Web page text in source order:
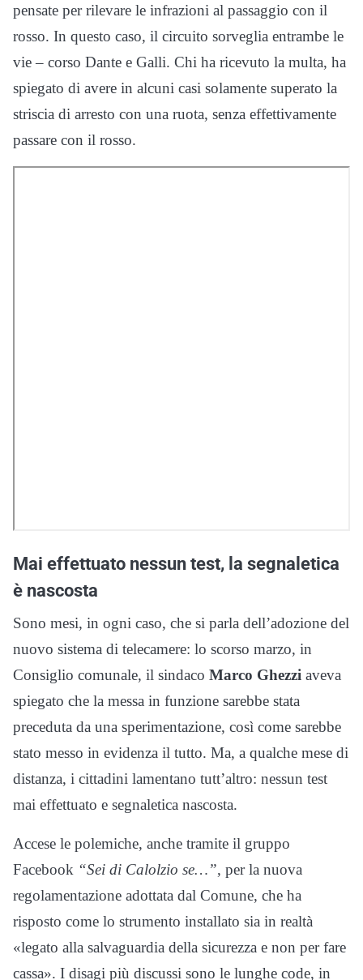
pensate per rilevare le infrazioni al passaggio con il
rosso. In questo caso, il circuito sorveglia entrambe le
vie – corso Dante e Galli. Chi ha ricevuto la multa, ha
spiegato di avere in alcuni casi solamente superato la
striscia di arresto con una ruota, senza effettivamente
passare con il rosso.
Mai effettuato nessun test, la segnaletica
è nascosta
Sono mesi, in ogni caso, che si parla dell’adozione del
nuovo sistema di telecamere: lo scorso marzo, in
Consiglio comunale, il sindaco Marco Ghezzi aveva
spiegato che la messa in funzione sarebbe stata
preceduta da una sperimentazione, così come sarebbe
stato messo in evidenza il tutto. Ma, a qualche mese di
distanza, i cittadini lamentano tutt’altro: nessun test
mai effettuato e segnaletica nascosta.
Accese le polemiche, anche tramite il gruppo
Facebook “Sei di Calolzio se…”, per la nuova
regolamentazione adottata dal Comune, che ha
risposto come lo strumento installato sia in realtà
«legato alla salvaguardia della sicurezza e non per fare
cassa». I disagi più discussi sono le lunghe code, in